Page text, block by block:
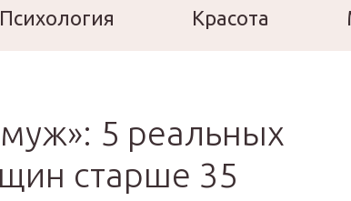
Психология Красота
5 реальных
старше 35